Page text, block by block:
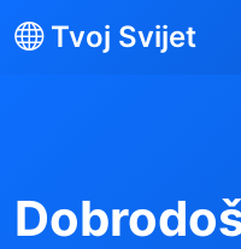
Tvoj Svijet